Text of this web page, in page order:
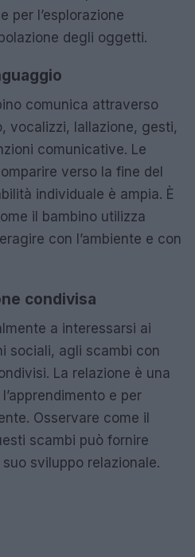
per l’esplorazione
degli oggetti.
comunica attraverso
vocalizzi, lallazione, gesti,
comunicative. Le
verso la fine del
individuale è ampia. È
il bambino utilizza
con l’ambiente e con
condivisa
a interessarsi ai
sociali, agli scambi con
La relazione è una
e per
Osservare come il
scambi può fornire
sviluppo relazionale.